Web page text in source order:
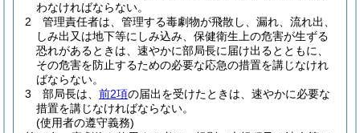
わなければならない。
2
管理責任者は、管理する毒劇物が飛散し、漏れ、流れ出、
しみ出又は地下等にしみ込み、保健衛生上の危害が生ずる
恐れがあるときは、速やかに部局長に届け出るとともに、
その危害を防止するための必要な応急の措置を講じなけれ
ばならない。
3
部局長は、 前2項の届出を受けたときは、速やかに必要な
措置を講じなければならない。
(使用者の遵守義務)